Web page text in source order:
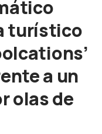
turístico
a un
olas de